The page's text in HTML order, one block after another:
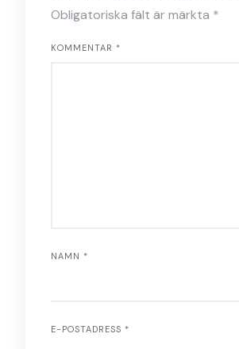
Obligatoriska fält är märkta *
KOMMENTAR *
NAMN *
E-POSTADRESS *